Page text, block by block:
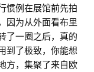
惯例在展馆前先拍
因为从外面看布里
了一圈之后，真的
到了极致，你能想
方，集聚了来自欧